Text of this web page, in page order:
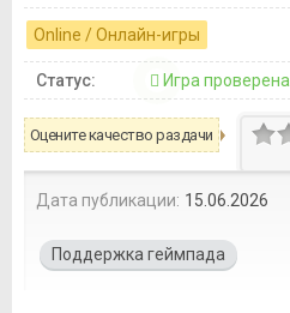
Online / Онлайн-игры
Статус: Игра проверена
Оцените качество раздачи
Дата публикации: 15.06.2026
Поддержка геймпада